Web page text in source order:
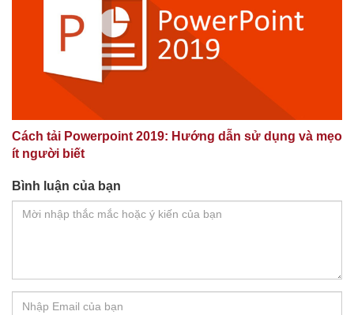
Cách tải Powerpoint 2019: Hướng dẫn sử dụng và mẹo
ít người biết
Bình luận của bạn